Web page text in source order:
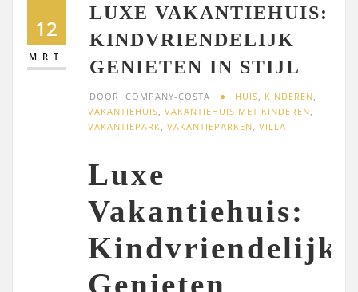
12
MRT
LUXE VAKANTIEHUIS:
KINDVRIENDELIJK
GENIETEN IN STIJL
DOOR COMPANY-COSTA HUIS, KINDEREN,
VAKANTIEHUIS,VAKANTIEHUIS MET KINDEREN,
VAKANTIEPARK,VAKANTIEPARKEN,VILLA
Luxe
Vakantiehuis:
Kindvriendelijk
Genieten